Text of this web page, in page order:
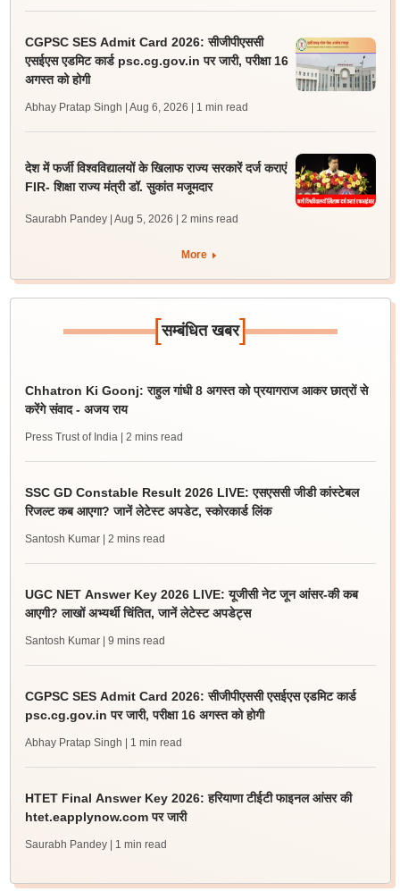
CGPSC SES Admit Card 2026: सीजीपीएससी
एसईएस एडमिट कार्ड psc.cg.gov.in पर जारी, परीक्षा 16
अगस्त को होगी
Abhay Pratap Singh | Aug 6, 2026 | 1 min read
देश में फर्जी विश्वविद्यालयों के खिलाफ राज्य सरकारें दर्ज कराएं
FIR- शिक्षा राज्य मंत्री डॉ. सुकांत मजूमदार
Saurabh Pandey | Aug 5, 2026 | 2 mins read
More
[सम्बंधित खबर]
Chhatron Ki Goonj: राहुल गांधी 8 अगस्त को प्रयागराज आकर छात्रों से
करेंगे संवाद - अजय राय
Press Trust of India | 2 mins read
SSC GD Constable Result 2026 LIVE: एसएससी जीडी कांस्टेबल
रिजल्ट कब आएगा? जानें लेटेस्ट अपडेट, स्कोरकार्ड लिंक
Santosh Kumar | 2 mins read
UGC NET Answer Key 2026 LIVE: यूजीसी नेट जून आंसर-की कब
आएगी? लाखों अभ्यर्थी चिंतित, जानें लेटेस्ट अपडेट्स
Santosh Kumar | 9 mins read
CGPSC SES Admit Card 2026: सीजीपीएससी एसईएस एडमिट कार्ड
psc.cg.gov.in पर जारी, परीक्षा 16 अगस्त को होगी
Abhay Pratap Singh | 1 min read
HTET Final Answer Key 2026: हरियाणा टीईटी फाइनल आंसर की
htet.eapplynow.com पर जारी
Saurabh Pandey | 1 min read